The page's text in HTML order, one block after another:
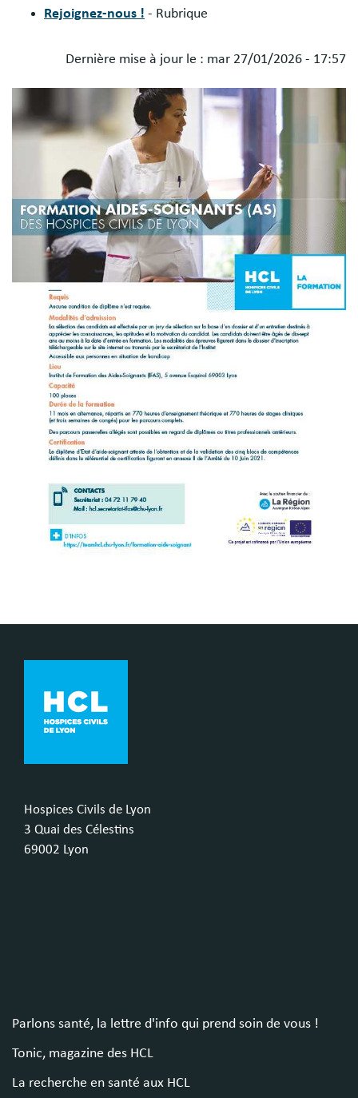
Rejoignez-nous ! - Rubrique
Dernière mise à jour le : mar 27/01/2026 - 17:57
libres
Hospices Civils de Lyon
3 Quai des Célestins
69002 Lyon
Parlons santé, la lettre d'info qui prend soin de vous !
Tonic, magazine des HCL
La recherche en santé aux HCL